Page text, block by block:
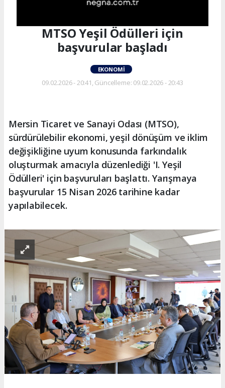
MTSO Yeşil Ödülleri için
başvurular başladı
EKONOMI
09.02.2026 - 20:41, Güncelleme: 09.02.2026 - 20:43
Mersin Ticaret ve Sanayi Odası (MTSO),
sürdürülebilir ekonomi, yeşil dönüşüm ve iklim
değişikliğine uyum konusunda farkındalık
oluşturmak amacıyla düzenlediği 'I. Yeşil
Ödülleri' için başvuruları başlattı. Yarışmaya
başvurular 15 Nisan 2026 tarihine kadar
yapılabilecek.